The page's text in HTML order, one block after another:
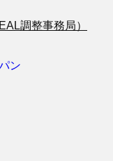
調整事務局）
ン